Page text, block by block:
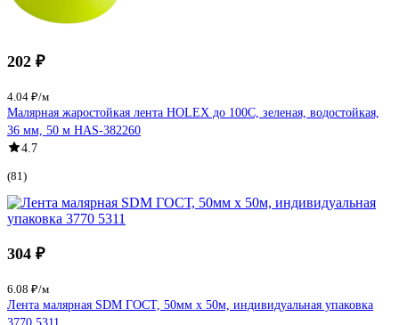
202 ₽
4.04 ₽/м
Малярная жаростойкая лента HOLEX до 100С, зеленая, водостойкая,
36 мм, 50 м HAS-382260
4.7
(81)
304 ₽
6.08 ₽/м
Лента малярная SDM ГОСТ, 50мм х 50м, индивидуальная упаковка